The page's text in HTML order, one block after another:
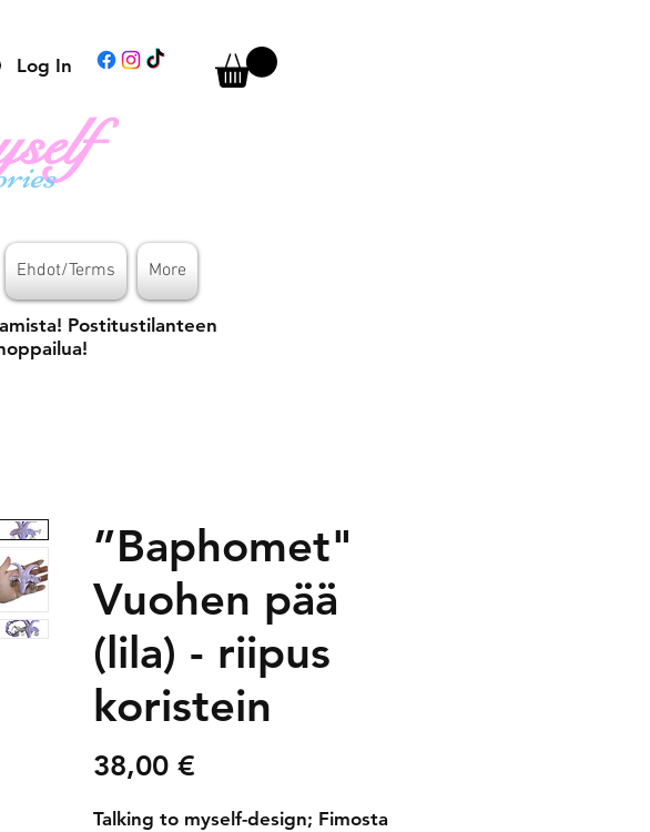
Log In
Ehdot/Terms More
Postitustilanteen
”Baphomet"
Vuohen pää
(lila) - riipus
koristein
38,00 €
Talking to myself-design; Fimosta